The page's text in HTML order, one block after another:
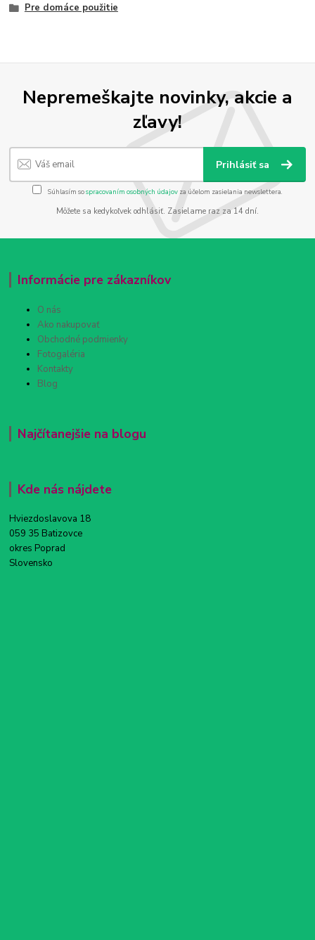
Pre domáce použitie
Nepremeškajte novinky, akcie a
zľavy!
Prihlásiť sa
Súhlasím sospracovaním osobných údajov za účelom zasielania newslettera.
Môžete sa kedykoľvek odhlásiť. Zasielame raz za 14 dní.
Informácie pre zákazníkov
O nás
Ako nakupovať
Obchodné podmienky
Fotogaléria
Kontakty
Blog
Najčítanejšie na blogu
Kde nás nájdete
Hviezdoslavova 18
059 35 Batizovce
okres Poprad
Slovensko